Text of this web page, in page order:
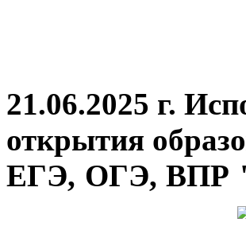
21.06.2025 г.
открытия
ЕГЭ, ОГЭ, ВПР